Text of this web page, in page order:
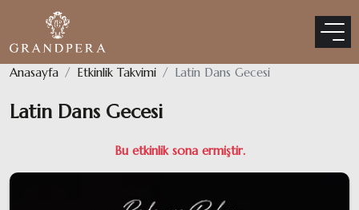
Anasayfa Etkinlik Takvimi Latin Dans Gecesi
Latin Dans Gecesi
Bu etkinlik sona ermiştir.